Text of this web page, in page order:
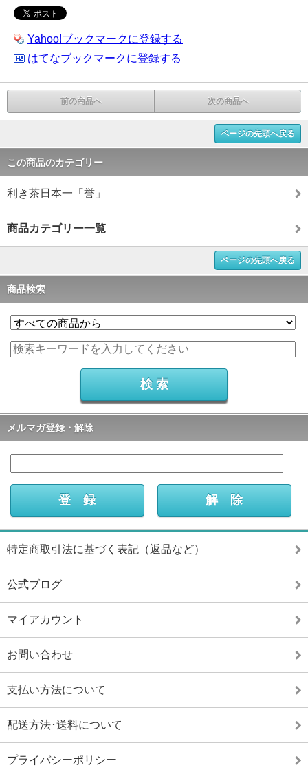
Yahoo!ブックマークに登録する
はてなブックマークに登録する
前の商品へ 次の商品へ
ページの先頭へ戻る
この商品のカテゴリー
利き茶日本一「誉」
商品カテゴリー一覧
ページの先頭へ戻る
商品検索
メルマガ登録・解除
特定商取引法に基づく表記（返品など）
公式ブログ
マイアカウント
お問い合わせ
支払い方法について
配送方法･送料について
プライバシーポリシー